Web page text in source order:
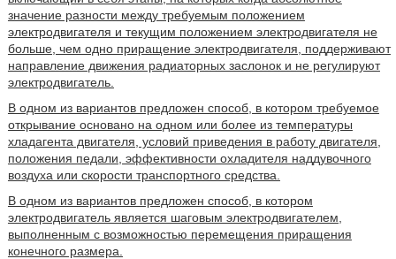
значение разности между требуемым положением
электродвигателя и текущим положением электродвигателя не
больше, чем одно приращение электродвигателя, поддерживают
направление движения радиаторных заслонок и не регулируют
электродвигатель.
В одном из вариантов предложен способ, в котором требуемое
открывание основано на одном или более из температуры
хладагента двигателя, условий приведения в работу двигателя,
положения педали, эффективности охладителя наддувочного
воздуха или скорости транспортного средства.
В одном из вариантов предложен способ, в котором
электродвигатель является шаговым электродвигателем,
выполненным с возможностью перемещения приращения
конечного размера.